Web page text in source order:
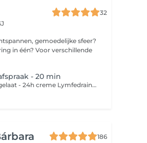
32
gemoedelijke sfeer?
in één? Voor verschillende
- 20 min
- Korte reiniging - Lymfedrainage gelaat - 24h creme Lymfedrainage werkt drainerend voor vochtophopingen in het gelaat. Na een ooglidcorrectie kan een aantal keer lymfedrainage zeker verschil maken.
186